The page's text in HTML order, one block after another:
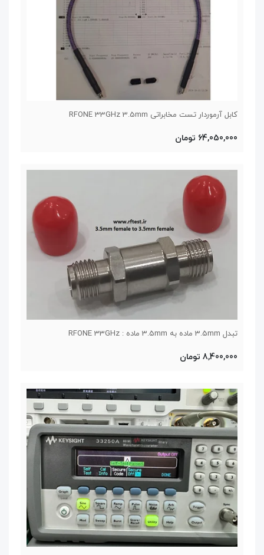
کابل آرموردار تست مخابراتی RFONE 33GHz 3.5mm
64,050,000 تومان
تبدل 3.5mm ماده به 3.5mm ماده : RFONE 33GHz
8,400,000 تومان